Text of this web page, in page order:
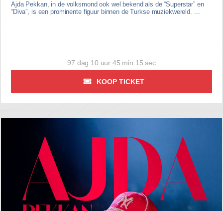
Ajda Pekkan, in de volksmond ook wel bekend als de “Superstar” en
“Diva”, is een prominente figuur binnen de Turkse muziekwereld. ...
97 dag 10 uur 45 min 14 sec
KOOP TICKET